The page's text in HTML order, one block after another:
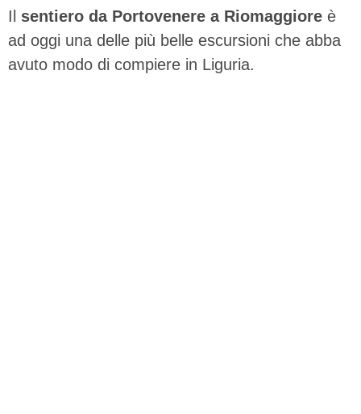
Il sentiero da Portovenere a Riomaggiore è
ad oggi una delle più belle escursioni che abba
avuto modo di compiere in Liguria.